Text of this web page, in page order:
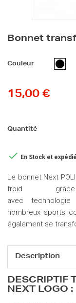
Bonnet
Couleur NOIR
15,00 €
Quantité
 En Stock et
Le bonnet Next
froid
avec
nombreux sports
également se
Description
DESCRIPTIF
NEXT LOGO :